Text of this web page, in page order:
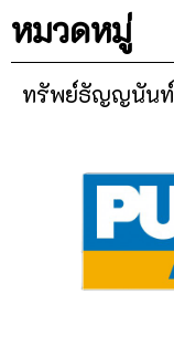
หมวดหมู่
ทรัพย์ธัญญนันท์